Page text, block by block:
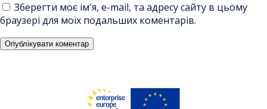
Зберегти моє ім'я, e-mail, та адресу сайту в цьому
браузері для моїх подальших коментарів.